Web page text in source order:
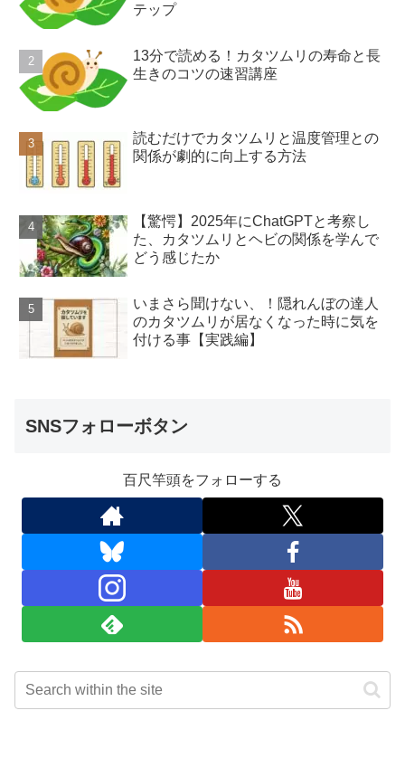
テップ
13分で読める！カタツムリの寿命と長
生きのコツの速習講座
読むだけでカタツムリと温度管理との
関係が劇的に向上する方法
【驚愕】2025年にChatGPTと考察し
た、カタツムリとヘビの関係を学んで
どう感じたか
いまさら聞けない、！隠れんぼの達人
のカタツムリが居なくなった時に気を
付ける事【実践編】
SNSフォローボタン
百尺竿頭をフォローする